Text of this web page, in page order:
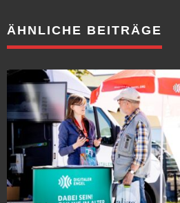
ÄHNLICHE BEITRÄGE